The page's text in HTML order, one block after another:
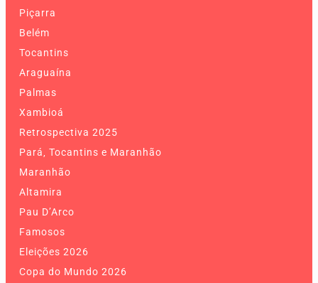
Piçarra
Belém
Tocantins
Araguaína
Palmas
Xambioá
Retrospectiva 2025
Pará, Tocantins e Maranhão
Maranhão
Altamira
Pau D’Arco
Famosos
Eleições 2026
Copa do Mundo 2026